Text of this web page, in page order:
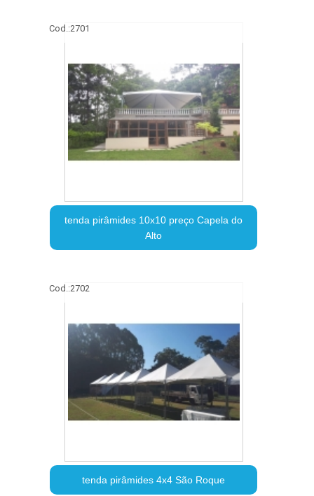
Cod.:2701
tenda pirâmides 10x10 preço Capela do
Alto
Cod.:2702
tenda pirâmides 4x4 São Roque